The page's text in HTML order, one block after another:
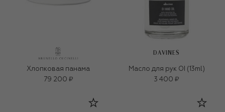
Хлопковая панама
79 200 ₽
DAVINES
Масло для рук OI (13ml)
3 400 ₽